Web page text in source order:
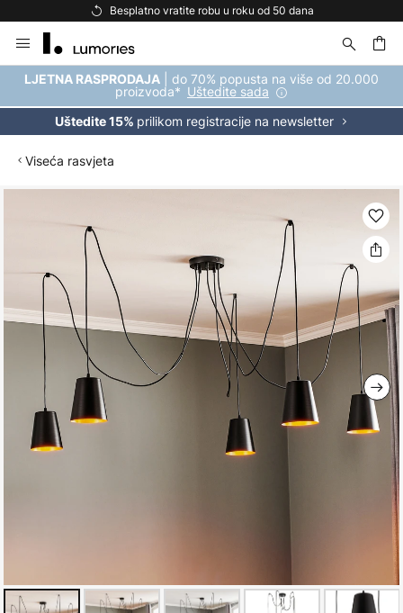
Besplatno vratite robu u roku od 50 dana
to
Content
LJETNA RASPRODAJA | do 70% popusta na više od 20.000
proizvoda* Uštedite sada
Uštedite 15% prilikom registracije na newsletter
Viseća rasvjeta
the
images
gallery